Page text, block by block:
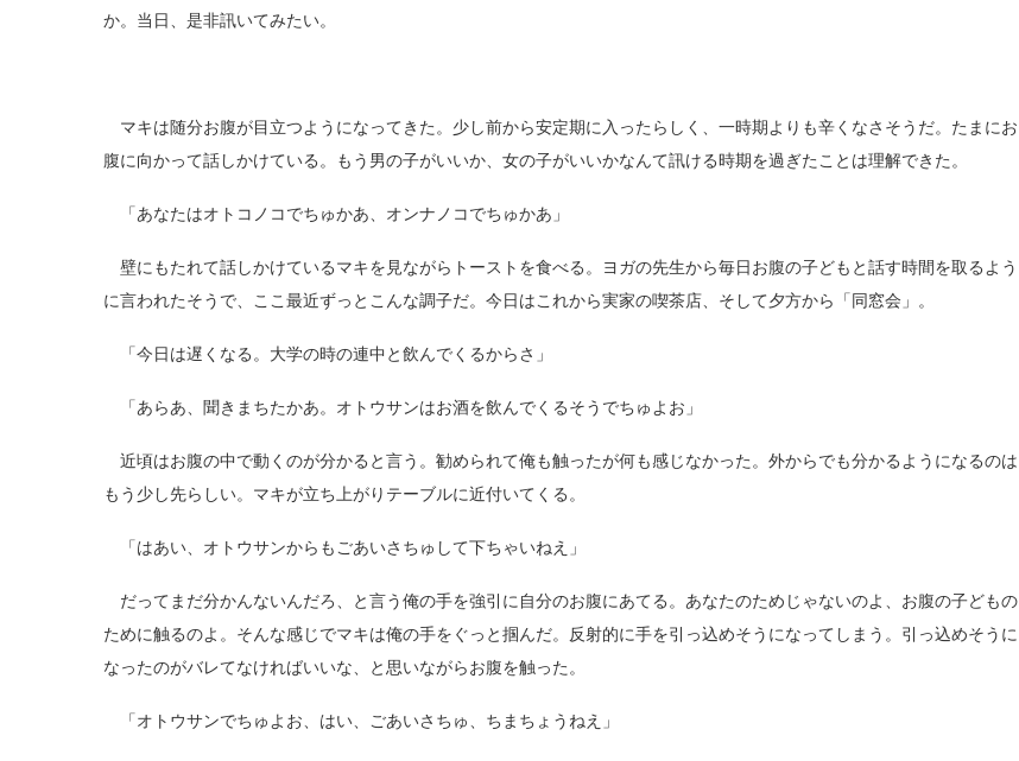
か。当日、是非訊いてみたい。
マキは随分お腹が目立つようになってきた。少し前から安定期に入ったらしく、一時期よりも辛くなさそうだ。たまにお
腹に向かって話しかけている。もう男の子がいいか、女の子がいいかなんて訊ける時期を過ぎたことは理解できた。
「あなたはオトコノコでちゅかあ、オンナノコでちゅかあ」
壁にもたれて話しかけているマキを見ながらトーストを食べる。ヨガの先生から毎日お腹の子どもと話す時間を取るよう
に言われたそうで、ここ最近ずっとこんな調子だ。今日はこれから実家の喫茶店、そして夕方から「同窓会」。
「今日は遅くなる。大学の時の連中と飲んでくるからさ」
「あらあ、聞きまちたかあ。オトウサンはお酒を飲んでくるそうでちゅよお」
近頃はお腹の中で動くのが分かると言う。勧められて俺も触ったが何も感じなかった。外からでも分かるようになるのは
もう少し先らしい。マキが立ち上がりテーブルに近付いてくる。
「はあい、オトウサンからもごあいさちゅして下ちゃいねえ」
だってまだ分かんないんだろ、と言う俺の手を強引に自分のお腹にあてる。あなたのためじゃないのよ、お腹の子どもの
ために触るのよ。そんな感じでマキは俺の手をぐっと掴んだ。反射的に手を引っ込めそうになってしまう。引っ込めそうに
なったのがバレてなければいいな、と思いながらお腹を触った。
「オトウサンでちゅよお、はい、ごあいさちゅ、ちまちょうねえ」